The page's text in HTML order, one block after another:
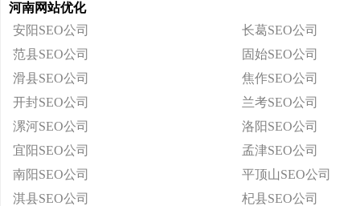
河南网站优化
安阳SEO公司
长葛SEO公司
范县SEO公司
固始SEO公司
滑县SEO公司
焦作SEO公司
开封SEO公司
兰考SEO公司
漯河SEO公司
洛阳SEO公司
宜阳SEO公司
孟津SEO公司
南阳SEO公司
平顶山SEO公司
淇县SEO公司
杞县SEO公司